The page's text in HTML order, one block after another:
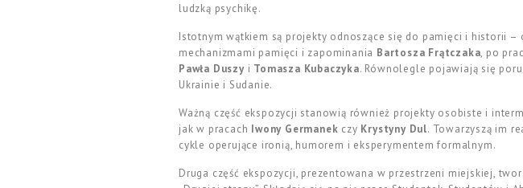
ludzką psychikę.
Istotnym wątkiem są projekty odnoszące się do pamięci i historii –
mechanizmami pamięci i zapominania Bartosza Frątczaka, po
Pawła Duszy i Tomasza Kubaczyka. Równolegle pojawiają się
Ukrainie i Sudanie.
Ważną część ekspozycji stanowią również projekty osobiste i
jak w pracach Iwony Germanek czy Krystyny Dul. Towarzyszą im
cykle operujące ironią, humorem i eksperymentem formalnym.
Druga część ekspozycji, prezentowana w przestrzeni miejskiej,